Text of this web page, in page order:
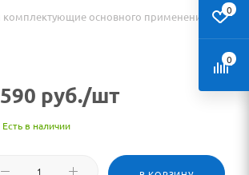
основного применения
руб./шт
Есть в наличии
0
0